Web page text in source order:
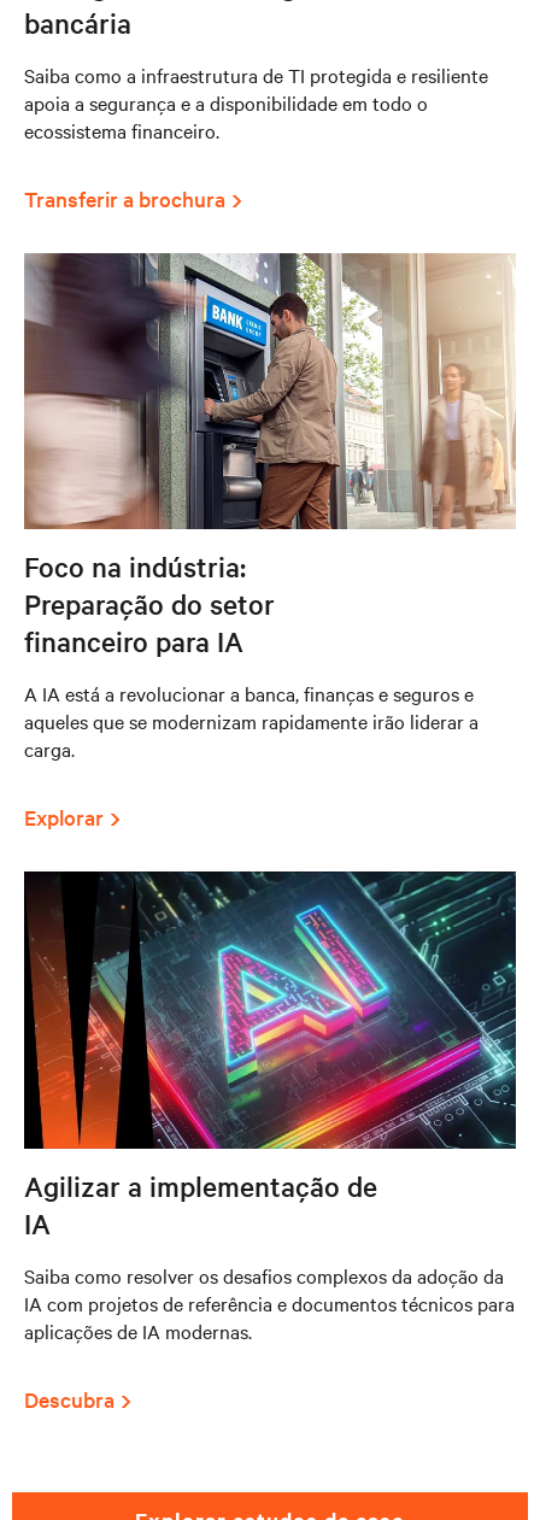
bancária
Saiba como a infraestrutura de TI protegida e resiliente
apoia a segurança e a disponibilidade em todo o
ecossistema financeiro.
Transferir a brochura
Foco na indústria:
Preparação do setor
financeiro para IA
A IA está a revolucionar a banca, finanças e seguros e
aqueles que se modernizam rapidamente irão liderar a
carga.
Explorar
Agilizar a implementação de
IA
Saiba como resolver os desafios complexos da adoção da
IA com projetos de referência e documentos técnicos para
aplicações de IA modernas.
Descubra